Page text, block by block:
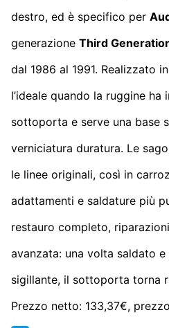
destro, ed è specifico per
generazione Third
dal 1986 al 1991. Realizzato in
l’ideale quando la ruggine
sottoporta e serve una base
verniciatura duratura. Le
le linee originali, così in
adattamenti e saldature più
restauro completo,
avanzata: una volta saldato
sigillante, il sottoporta torna
Prezzo netto: 133,37€,